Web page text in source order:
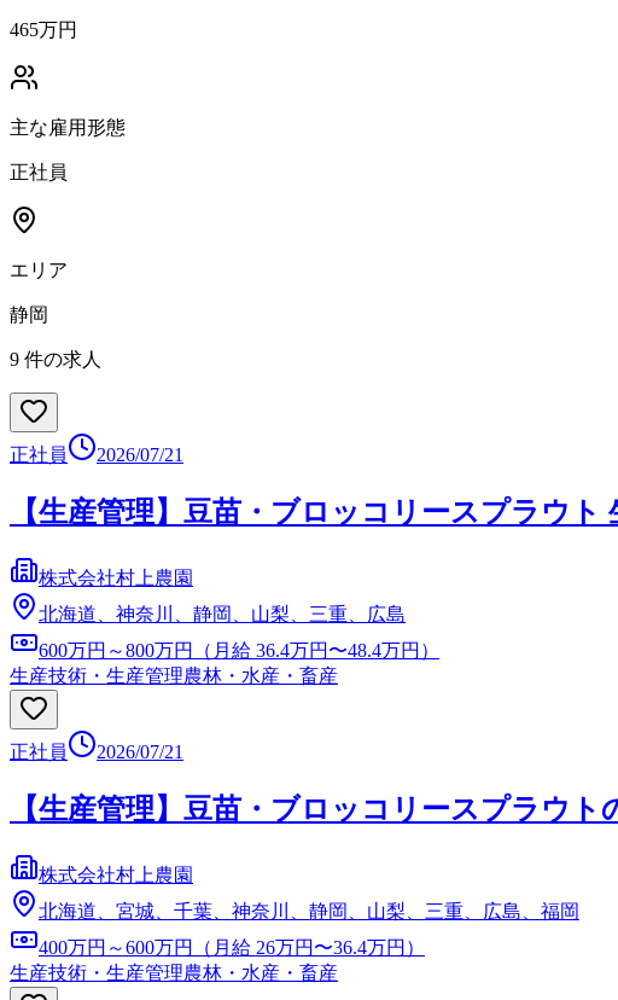
465万円
主な雇用形態
正社員
エリア
静岡
9 件の求人
正社員 2026/07/21
【生産管理】豆苗・ブロッコリースプラウ
株式会社村上農園
北海道、神奈川、静岡、山梨、三重、広島
600万円～800万円（月給 36.4万円〜48.4万円）
生産技術・生産管理農林・水産・畜産
正社員 2026/07/21
【生産管理】豆苗・ブロッコリースプラウ
株式会社村上農園
北海道、宮城、千葉、神奈川、静岡、山梨、三重、広島、福岡
400万円～600万円（月給 26万円〜36.4万円）
生産技術・生産管理農林・水産・畜産